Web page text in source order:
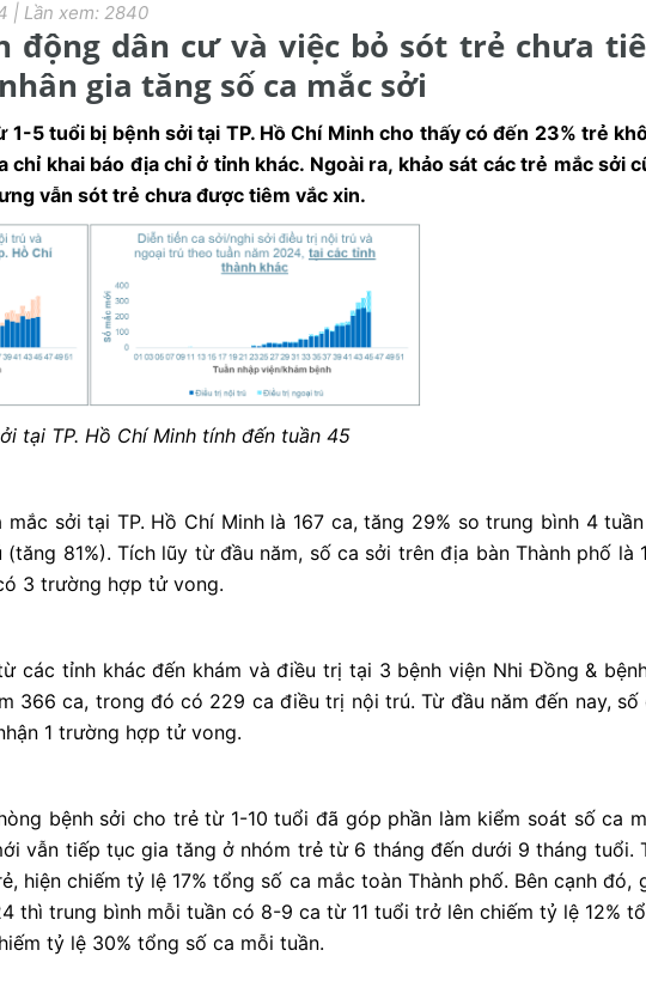
| Lần xem: 2840
động dân cư và việc bỏ sót trẻ chưa
gia tăng số ca mắc sởi
1-5 tuổi bị bệnh sởi tại TP. Hồ Chí Minh cho thấy có đến 23% trẻ
chỉ khai báo địa chỉ ở tỉnh khác. Ngoài ra, khảo sát các trẻ mắc sởi
vẫn sót trẻ chưa được tiêm vắc xin.
tại TP. Hồ Chí Minh tính đến tuần 45
sởi tại TP. Hồ Chí Minh là 167 ca, tăng 29% so trung bình 4
81%). Tích lũy từ đầu năm, số ca sởi trên địa bàn Thành phố
3 trường hợp tử vong.
các tỉnh khác đến khám và điều trị tại 3 bệnh viện Nhi Đồng &
366 ca, trong đó có 229 ca điều trị nội trú. Từ đầu năm đến nay,
1 trường hợp tử vong.
bệnh sởi cho trẻ từ 1-10 tuổi đã góp phần làm kiểm soát số ca
vẫn tiếp tục gia tăng ở nhóm trẻ từ 6 tháng đến dưới 9 tháng tuổi.
hiện chiếm tỷ lệ 17% tổng số ca mắc toàn Thành phố. Bên cạnh
thì trung bình mỗi tuần có 8-9 ca từ 11 tuổi trở lên chiếm tỷ lệ 12%
tỷ lệ 30% tổng số ca mỗi tuần.